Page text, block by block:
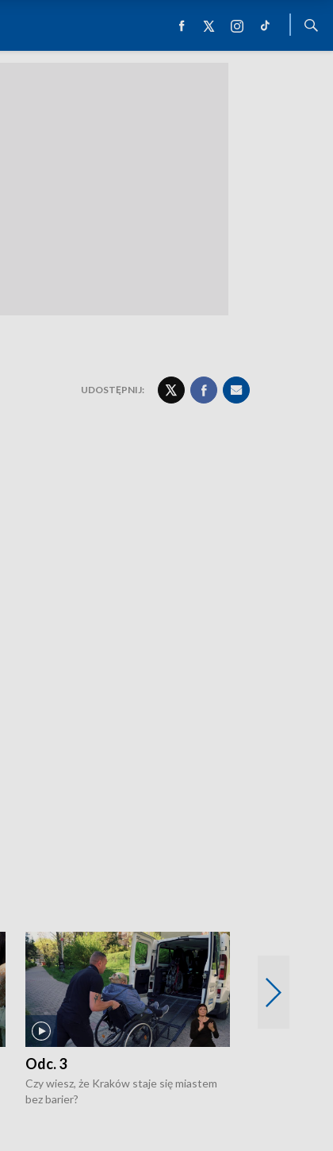
UDOSTĘPNIJ:
Odc. 3
Czy wiesz, że Kraków staje się miastem
bez barier?